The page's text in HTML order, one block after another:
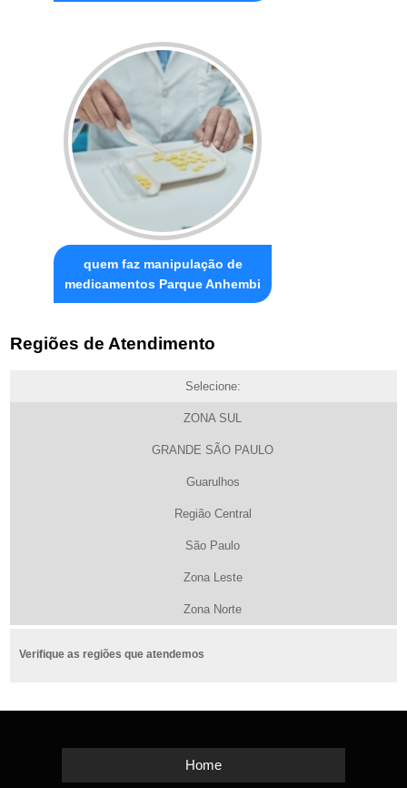
quem faz manipulação de
medicamentos Parque Anhembi
Regiões de Atendimento
Selecione:
ZONA SUL
GRANDE SÃO PAULO
Guarulhos
Região Central
São Paulo
Zona Leste
Zona Norte
Verifique as regiões que atendemos
Home